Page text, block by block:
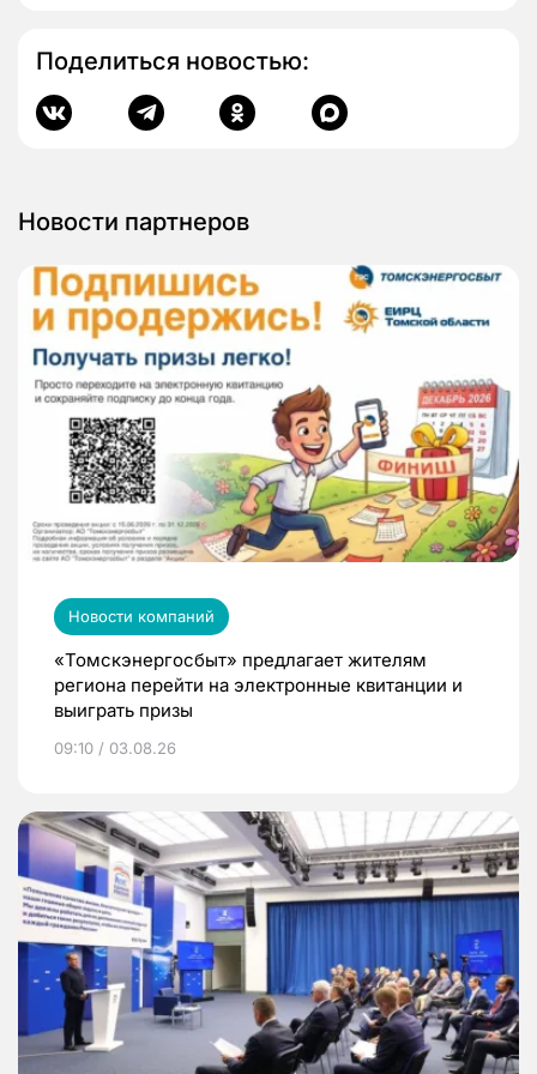
Поделиться новостью:
Новости партнеров
Новости компаний
«Томскэнергосбыт» предлагает жителям
региона перейти на электронные квитанции и
выиграть призы
09:10 / 03.08.26